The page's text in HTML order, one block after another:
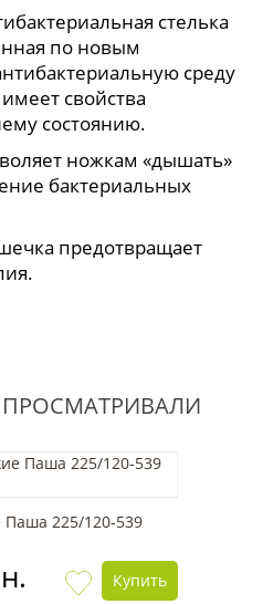
стелька
по новым
среду
свойства
состоянию.
ножкам «дышать»
бактериальных
предотвращает
Паша 225/120-539
Купить